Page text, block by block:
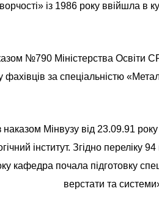
із 1986 року ввійшла в
№790 Міністерства Освіти
фахівців за спеціальністю
наказом Мінвузу від 23.09.91
інститут. Згідно переліку
кафедра почала підготовку
верстати та